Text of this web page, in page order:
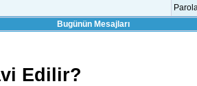
Parola
Bugünün Mesajları
Edilir?